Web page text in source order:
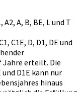
A, B, BE, L und T
C1E, D, D1, DE und
Jahre erteilt. Die
D1E kann nur
hinaus